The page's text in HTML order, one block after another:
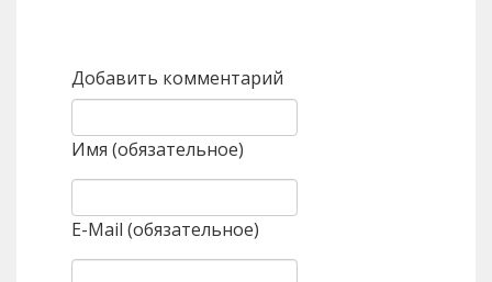
Добавить комментарий
Имя (обязательное)
E-Mail (обязательное)